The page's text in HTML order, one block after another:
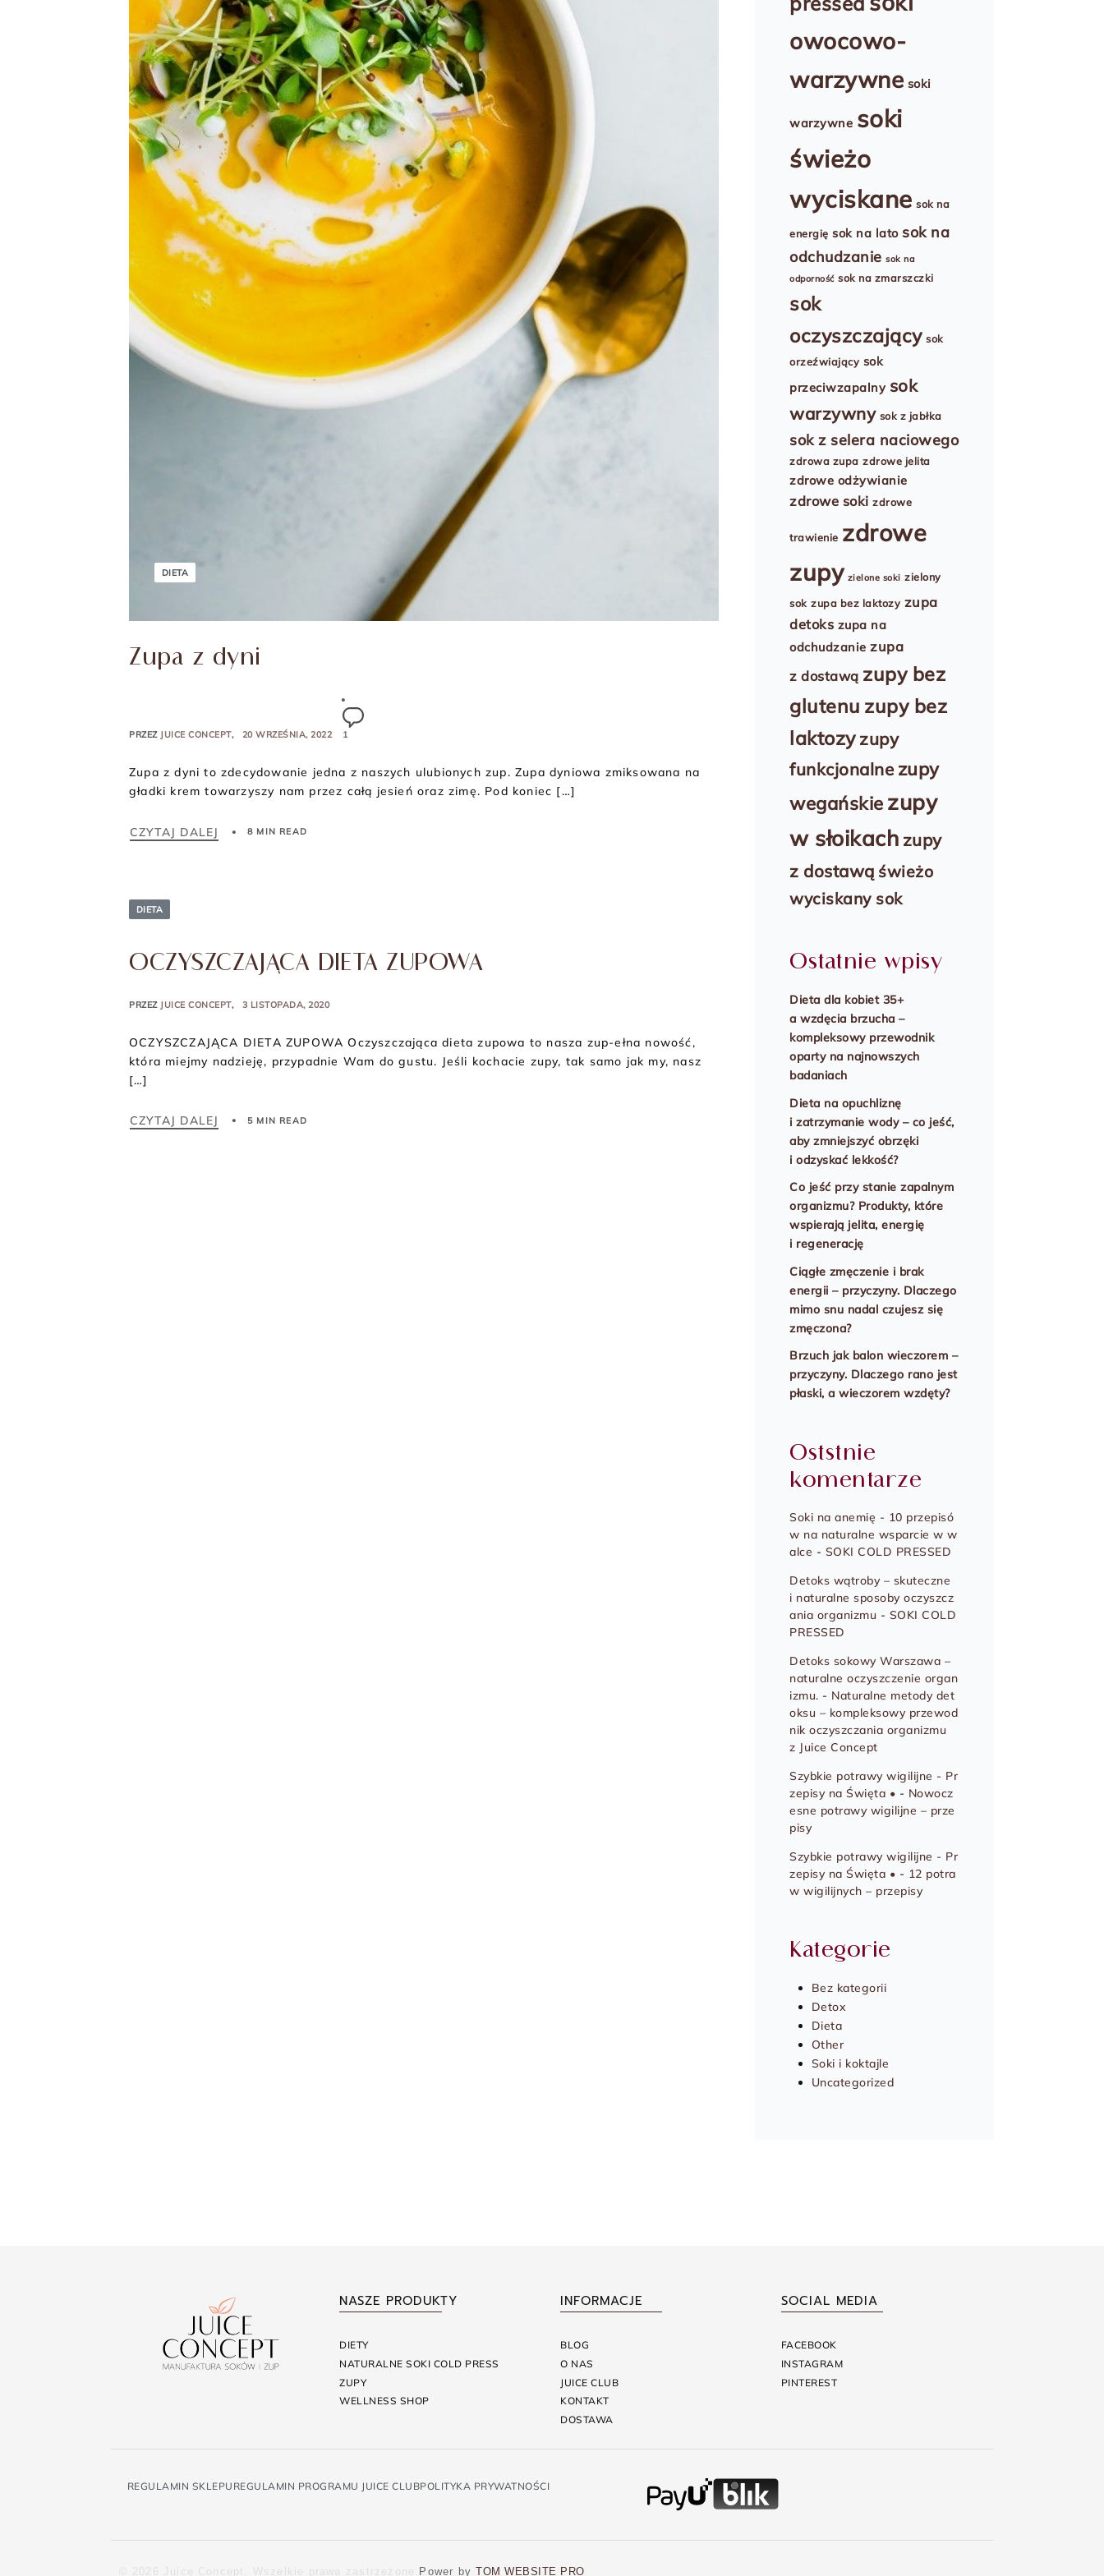
DIETA
Zupa z dyni
PRZEZ JUICE CONCEPT 20 WRZEŚNIA, 2022 1
Zupa z dyni to zdecydowanie jedna z naszych ulubionych zup. Zupa dyniowa zmiksowana na
gładki krem towarzyszy nam przez całą jesień oraz zimę. Pod koniec […]
CZYTAJ DALEJ 8 MIN READ
DIETA
OCZYSZCZAJĄCA DIETA ZUPOWA
PRZEZ JUICE CONCEPT 3 LISTOPADA, 2020
OCZYSZCZAJĄCA DIETA ZUPOWA Oczyszczająca dieta zupowa to nasza zup-ełna nowość,
która miejmy nadzieję, przypadnie Wam do gustu. Jeśli kochacie zupy, tak samo jak my, nasz
[…]
CZYTAJ DALEJ 5 MIN READ
owocowo-
warzywne soki
warzywne soki
świeżo
wyciskane sok na
energię sok na lato sok na
odchudzanie sok na
odporność sok na zmarszczki
sok
oczyszczający sok
orzeźwiający sok
przeciwzapalny sok
warzywny sok z jabłka
sok z selera naciowego
zdrowa zupa zdrowe jelita
zdrowe odżywianie
zdrowe soki zdrowe
trawienie zdrowe
zupy zielone soki zielony
sok zupa bez laktozy zupa
detoks zupa na
odchudzanie zupa
z dostawą zupy bez
glutenu zupy bez
laktozy zupy
funkcjonalne zupy
wegańskie zupy
w słoikach zupy
z dostawą świeżo
wyciskany sok
Ostatnie wpisy
Dieta dla kobiet 35+
a wzdęcia brzucha –
kompleksowy przewodnik
oparty na najnowszych
badaniach
Dieta na opuchliznę
i zatrzymanie wody – co jeść,
aby zmniejszyć obrzęki
i odzyskać lekkość?
Co jeść przy stanie zapalnym
organizmu? Produkty, które
wspierają jelita, energię
i regenerację
Ciągłe zmęczenie i brak
energii – przyczyny. Dlaczego
mimo snu nadal czujesz się
zmęczona?
Brzuch jak balon wieczorem –
przyczyny. Dlaczego rano jest
płaski, a wieczorem wzdęty?
Oststnie
komentarze
Soki na anemię - 10 przepisó
w na naturalne wsparcie w w
alce - SOKI COLD PRESSED
Detoks wątroby – skuteczne
i naturalne sposoby oczyszcz
ania organizmu - SOKI COLD
PRESSED
Detoks sokowy Warszawa –
naturalne oczyszczenie organ
izmu. - Naturalne metody det
oksu – kompleksowy przewod
nik oczyszczania organizmu
z Juice Concept
Szybkie potrawy wigilijne - Pr
zepisy na Święta • - Nowocz
esne potrawy wigilijne – prze
pisy
Szybkie potrawy wigilijne - Pr
zepisy na Święta • - 12 potra
w wigilijnych – przepisy
Kategorie
Bez kategorii
Detox
Dieta
Other
Soki i koktajle
Uncategorized
NASZE PRODUKTY
DIETY
NATURALNE SOKI COLD PRESS
ZUPY
WELLNESS SHOP
INFORMACJE
BLOG
O NAS
JUICE CLUB
KONTAKT
DOSTAWA
SOCIAL MEDIA
FACEBOOK
INSTAGRAM
PINTEREST
REGULAMIN SKLEPU REGULAMIN PROGRAMU JUICE CLUBPOLITYKA PRYWATNOŚCI
Power byTOM WEBSITE PRO